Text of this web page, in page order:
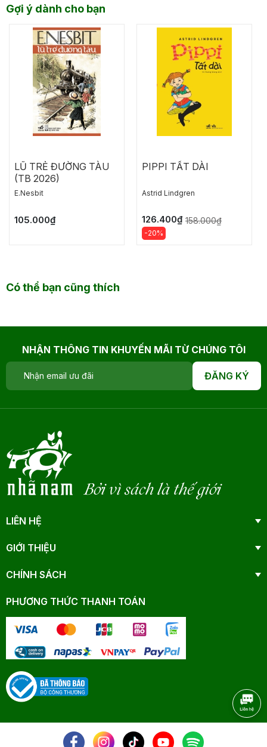
Gợi ý dành cho bạn
LŨ TRẺ ĐƯỜNG TÀU
(TB 2026)
E.Nesbit
105.000₫
PIPPI TẤT DÀI
Astrid Lindgren
126.400₫ 158.000₫
-20%
Có thể bạn cũng thích
NHẬN THÔNG TIN KHUYẾN MÃI TỪ CHÚNG TÔI
ĐĂNG KÝ
Bởi vì sách là thế giới
LIÊN HỆ
GIỚI THIỆU
CHÍNH SÁCH
PHƯƠNG THỨC THANH TOÁN